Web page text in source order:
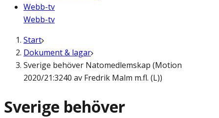
Webb-tv
Webb-tv
Start
Dokument & lagar
Sverige behöver Natomedlemskap (Motion
2020/21:3240 av Fredrik Malm m.fl. (L))
Sverige behöver